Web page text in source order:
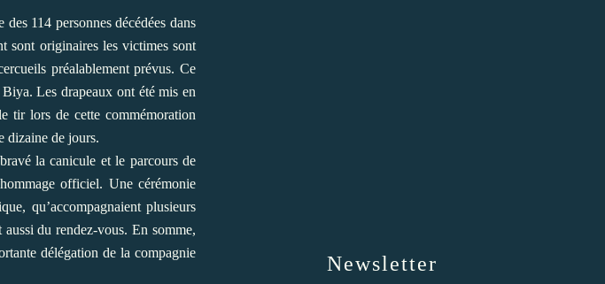
114 personnes décédées dans
sont originaires les victimes sont
préalablement prévus. Ce
Les drapeaux ont été mis en
tir lors de cette commémoration
dizaine de jours.
la canicule et le parcours de
officiel. Une cérémonie
qu’accompagnaient plusieurs
du rendez-vous. En somme,
délégation de la compagnie
Newsletter